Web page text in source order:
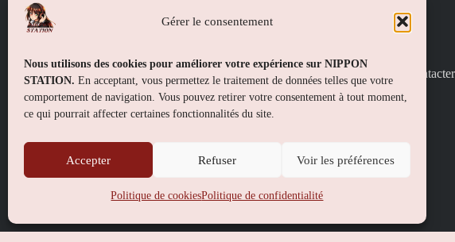
Gérer le consentement
Nous utilisons des cookies pour améliorer votre expérience sur NIPPON
STATION. En acceptant, vous permettez le traitement de données telles que votre
comportement de navigation. Vous pouvez retirer votre consentement à tout moment,
ce qui pourrait affecter certaines fonctionnalités du site.
Accepter Refuser Voir les préférences
Politique de cookiesPolitique de confidentialité
Conditions générales de vente
Politique de confidentialité
Politique de cookies (UE)
À propos
Nous contacter